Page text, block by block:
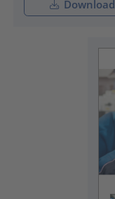
Download